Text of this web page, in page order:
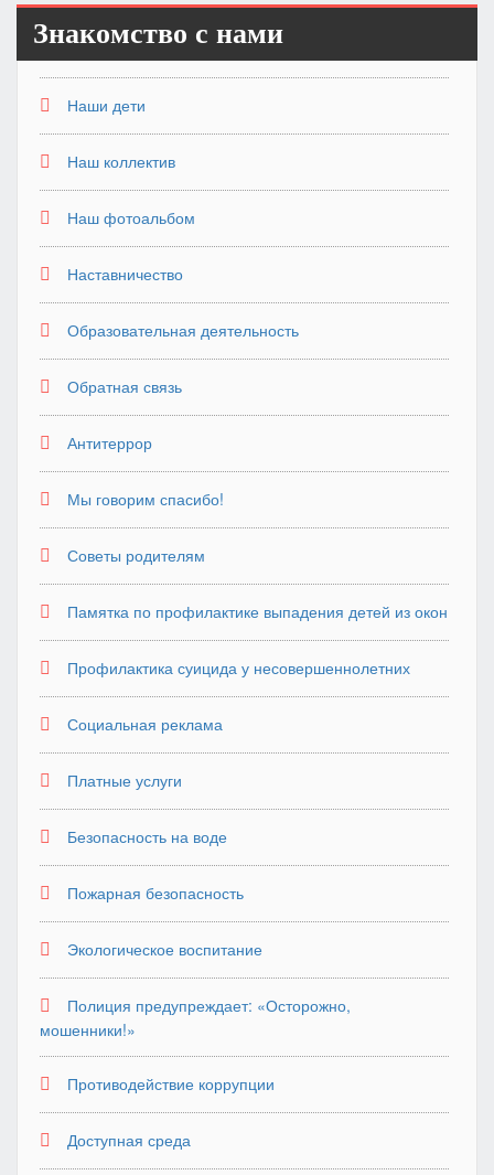
Знакомство с нами
Наши дети
Наш коллектив
Наш фотоальбом
Наставничество
Образовательная деятельность
Обратная связь
Антитеррор
Мы говорим спасибо!
Советы родителям
Памятка по профилактике выпадения детей из окон
Профилактика суицида у несовершеннолетних
Социальная реклама
Платные услуги
Безопасность на воде
Пожарная безопасность
Экологическое воспитание
Полиция предупреждает: «Осторожно,
мошенники!»
Противодействие коррупции
Доступная среда